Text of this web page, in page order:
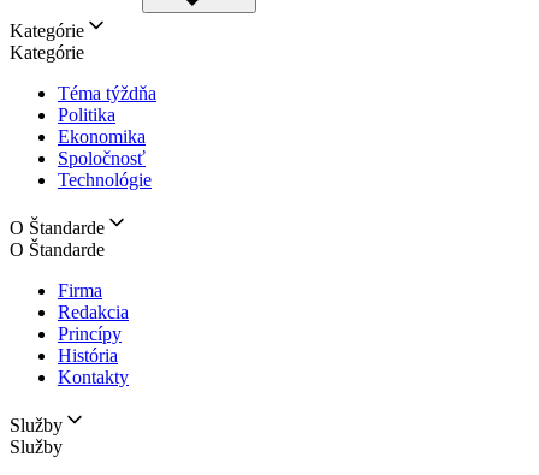
Kategórie
Kategórie
Téma týždňa
Politika
Ekonomika
Spoločnosť
Technológie
O Štandarde
O Štandarde
Firma
Redakcia
Princípy
História
Kontakty
Služby
Služby